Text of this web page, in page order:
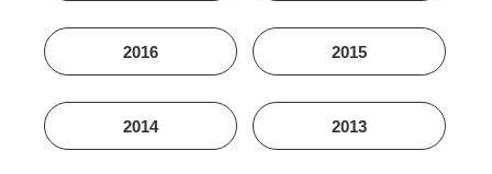
2016 2015
2014 2013